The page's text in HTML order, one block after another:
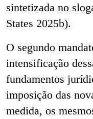
sintetizada no
States 2025b).
O segundo
intensificação
fundamentos
imposição das
medida, os